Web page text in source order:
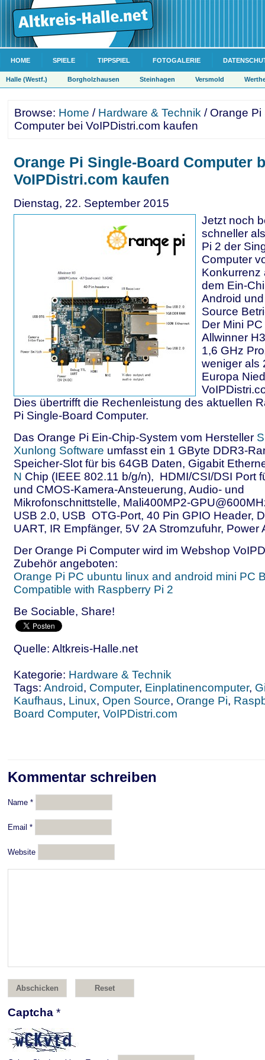
HOME SPIELE TIPPSPIEL FOTOGALERIE
Halle (Westf.) Borgholzhausen Steinhagen Versmold
Browse: Home / Hardware & Technik / Orange
Computer bei VoIPDistri.com kaufen
Orange Pi Single-Board Computer
VoIPDistri.com kaufen
Dienstag, 22. September 2015
Jetzt noch
schneller
Pi 2 der
Computer
dem Ein-
Android
Source
Der Mini
Allwinner
1,6 GHz
weniger als
Europa
Dies übertrifft die Rechenleistung des aktuellen
Pi Single-Board Computer.
Das Orange Pi Ein-Chip-System vom Hersteller
Xunlong Software umfasst ein 1 GByte DDR3-
Speicher-Slot für bis 64GB Daten, Gigabit
N Chip (IEEE 802.11 b/g/n), HDMI/CSI/DSI Port
und CMOS-Kamera-Ansteuerung, Audio- und
Mikrofonschnittstelle, Mali400MP2-
USB 2.0, USB OTG-Port, 40 Pin GPIO Header,
UART, IR Empfänger, 5V 2A Stromzufuhr, Power
Der Orange Pi Computer wird im Webshop
Zubehör angeboten:
Orange Pi PC ubuntu linux and android mini PC
Compatible with Raspberry Pi 2
Be Sociable, Share!
Quelle: Altkreis-Halle.net
Kategorie: Hardware & Technik
Tags: Android, Computer, Einplatinencomputer,
Kaufhaus, Linux, Open Source, Orange Pi,
Board Computer, VoIPDistri.com
Kommentar schreiben
Name *
Email *
Website
Captcha *